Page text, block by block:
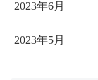
2023年6月
2023年5月